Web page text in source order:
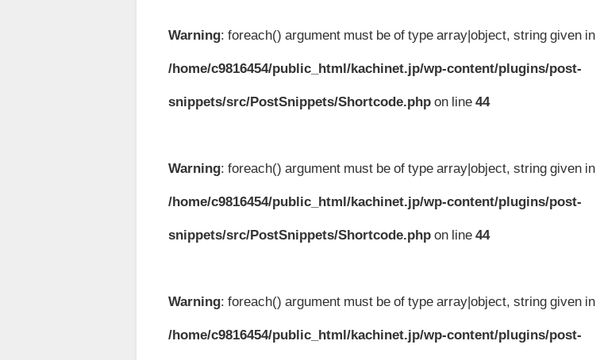
Warning: foreach() argument must be of type array|object, string given in
/home/c9816454/public_html/kachinet.jp/wp-content/plugins/post-
snippets/src/PostSnippets/Shortcode.php on line44
Warning: foreach() argument must be of type array|object, string given in
/home/c9816454/public_html/kachinet.jp/wp-content/plugins/post-
snippets/src/PostSnippets/Shortcode.php on line44
Warning: foreach() argument must be of type array|object, string given in
/home/c9816454/public_html/kachinet.jp/wp-content/plugins/post-